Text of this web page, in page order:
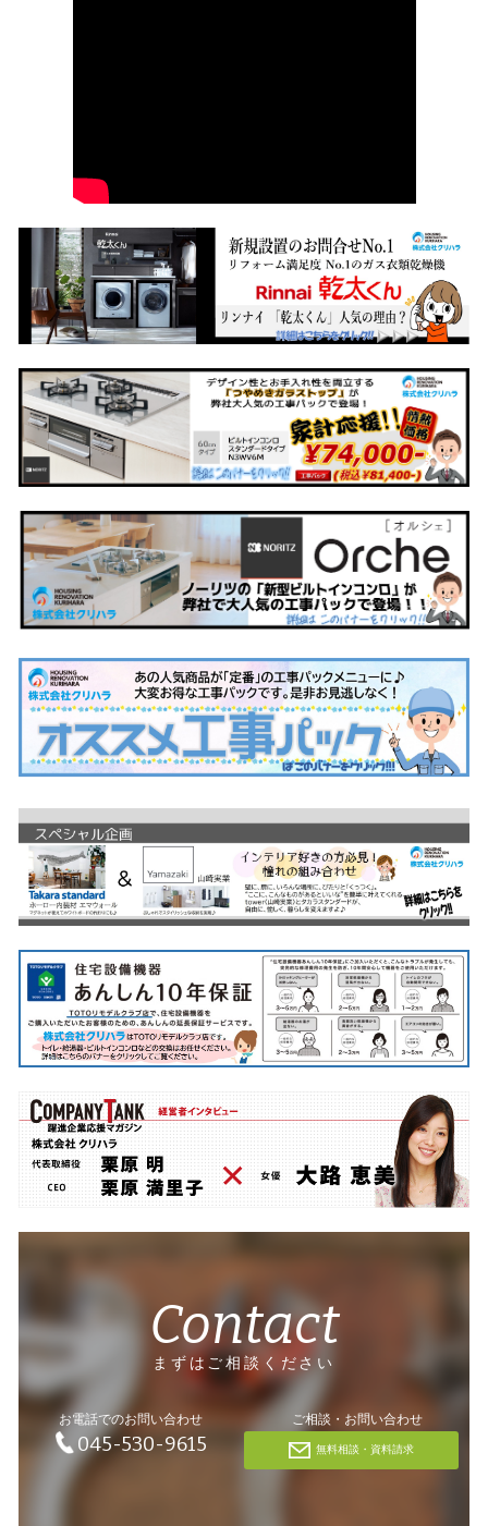
Contact
まずはご相談ください
お電話でのお問い合わせ
045-530-9615
ご相談・お問い合わせ
無料相談・資料請求